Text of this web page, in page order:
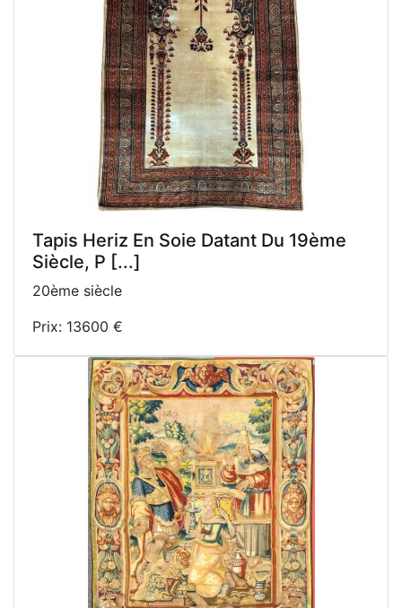
Tapis Heriz En Soie Datant Du 19ème
Siècle, P [...]
20ème siècle
Prix: 13600 €